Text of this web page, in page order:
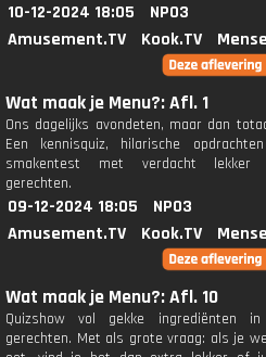
10-12-2024 18:05
NPO3
Amusement.TV
Kook.TV
Wat maak je Menu?: Afl. 1
Ons dagelijks avondeten, maar dan
Een kennisquiz, hilarische
smakentest met verdacht lekker
gerechten.
09-12-2024 18:05
NPO3
Amusement.TV
Kook.TV
Wat maak je Menu?: Afl. 10
Quizshow vol gekke ingrediënten in
gerechten. Met als grote vraag: als je